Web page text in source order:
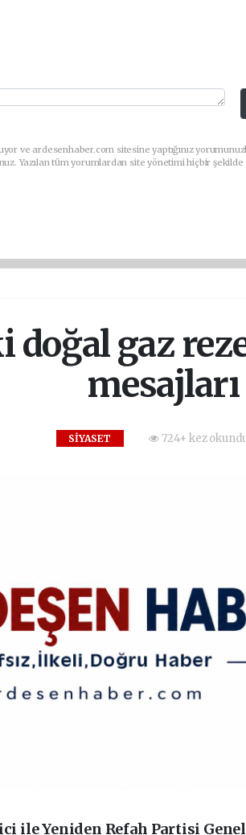
ve ardesenhaber.com sitesine yaptığınız
Yazılan tüm yorumlardan site yönetimi hiçbir
doğal gaz
mesajları
SİYASET 724+ kez
ile Yeniden Refah Partisi